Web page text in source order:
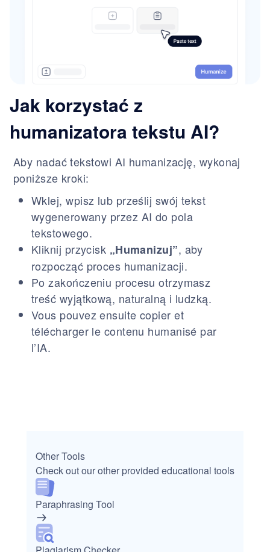
Jak korzystać z
humanizatora tekstu AI?
Aby nadać tekstowi AI humanizację, wykonaj
poniższe kroki:
Wklej, wpisz lub prześlij swój tekst
wygenerowany przez AI do pola
tekstowego.
Kliknij przycisk „Humanizuj”, aby
rozpocząć proces humanizacji.
Po zakończeniu procesu otrzymasz
treść wyjątkową, naturalną i ludzką.
Vous pouvez ensuite copier et
télécharger le contenu humanisé par
l’IA.
Other Tools
Check out our other provided educational tools
Paraphrasing Tool